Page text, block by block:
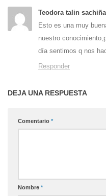
Teodora talin
Esto es una muy
nuestro
día sentimos q nos
Responder
DEJA UNA RESPUESTA
Comentario *
Nombre *